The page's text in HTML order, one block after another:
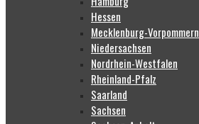
Hessen
Mecklenburg-Vorpommern
Niedersachsen
Nordrhein-Westfalen
Rheinland-Pfalz
Saarland
Sachsen